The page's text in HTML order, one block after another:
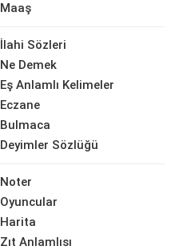
Maaş
İlahi Sözleri
Ne Demek
Eş Anlamlı Kelimeler
Eczane
Bulmaca
Deyimler Sözlüğü
Noter
Oyuncular
Harita
Zıt Anlamlısı